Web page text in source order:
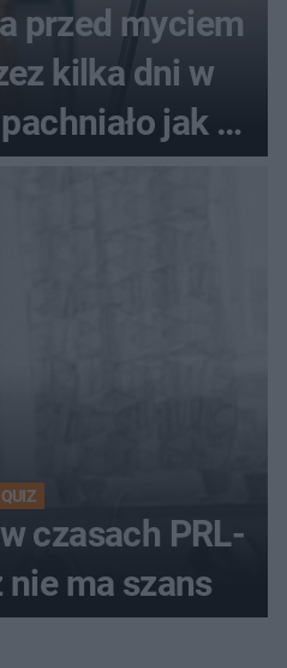
przed myciem
kilka dni w
jak w
QUIZ
czasach PRL-
nie ma szans